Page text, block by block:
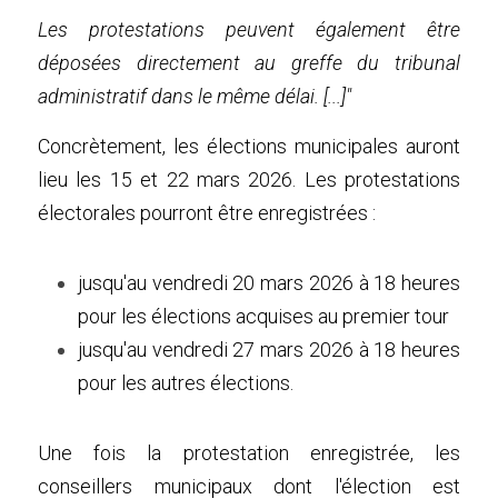
Les protestations peuvent également être
déposées directement au greffe du tribunal
administratif dans le même délai. [...]"
Concrètement, les élections municipales auront
lieu les 15 et 22 mars 2026. Les protestations
électorales pourront être enregistrées :
jusqu'au vendredi 20 mars 2026 à 18 heures
pour les élections acquises au premier tour
jusqu'au vendredi 27 mars 2026 à 18 heures
pour les autres élections.
Une fois la protestation enregistrée, les
conseillers municipaux dont l'élection est